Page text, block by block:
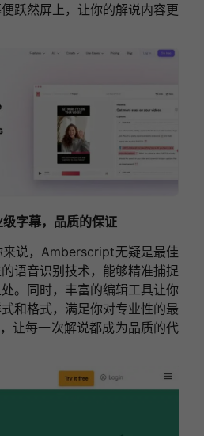
跃然屏上，让你的解说内容更
字幕，品质的保证
说，Amberscript无疑是最佳
语音识别技术，能够精准捕捉
。同时，丰富的编辑工具让你
和格式，满足你对专业性的最
让每一次解说都成为品质的代